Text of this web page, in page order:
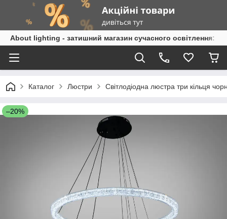
About lighting - затишний магазин сучасного освітлення:
Каталог Люстри Світлодіодна люстра три кільця
–20%